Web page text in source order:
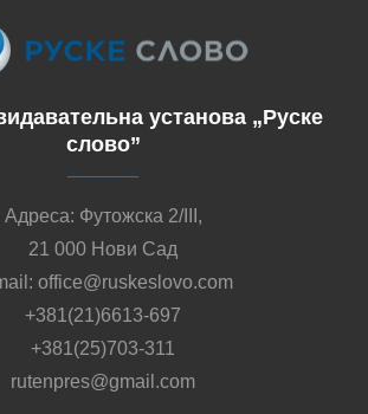
установа „Руске
слово”
Адреса: Футожска 2/III,
21 000 Нови Сад
office@ruskeslovo.com
+381(21)6613-697
+381(25)703-311
rutenpres@gmail.com